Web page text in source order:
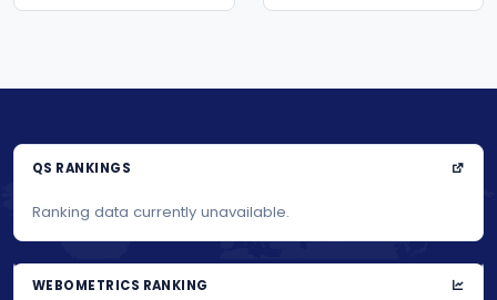
QS RANKINGS
Ranking data currently unavailable.
WEBOMETRICS RANKING